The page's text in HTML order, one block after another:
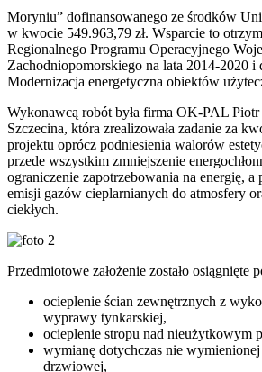
Moryniu” dofinansowanego ze środków
w kwocie 549.963,79 zł. Wsparcie to
Regionalnego Programu Operacyjnego
Zachodniopomorskiego na lata 2014-2020 i
Modernizacja energetyczna obiektów
Wykonawcą robót była firma OK-PAL Piotr
Szczecina, która zrealizowała zadanie za
projektu oprócz podniesienia walorów
przede wszystkim zmniejszenie
ograniczenie zapotrzebowania na energię, a
emisji gazów cieplarnianych do atmosfery
ciekłych.
Przedmiotowe założenie zostało osiągnięte
ocieplenie ścian zewnętrznych z
wyprawy tynkarskiej,
ocieplenie stropu nad nieużytkowym
wymianę dotychczas nie
drzwiowej,